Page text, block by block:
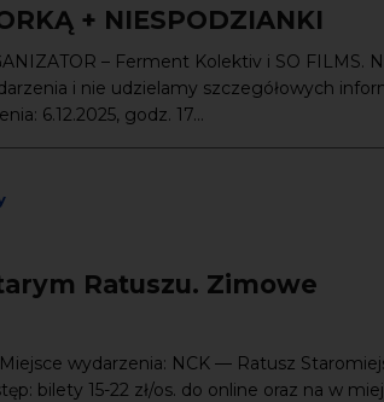
+ NIESPODZIANKI
– Ferment Kolektiv i SO FILMS.
i nie udzielamy szczegółowych
6.12.2025, godz. 17...
Ratuszu. Zimowe
wydarzenia: NCK — Ratusz
bilety 15-22 zł/os. do online oraz na w